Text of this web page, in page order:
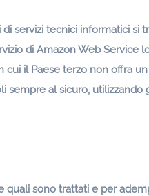
servizi tecnici informatici si
di Amazon Web
il Paese terzo non offra
al sicuro,
sono trattati e per